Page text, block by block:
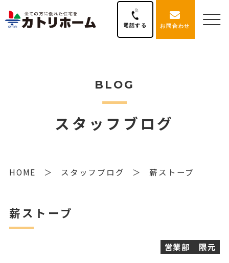
電話する お問合わせ
BLOG
スタッフブログ
HOME スタッフブログ 薪ストーブ
薪ストーブ
営業部 隈元